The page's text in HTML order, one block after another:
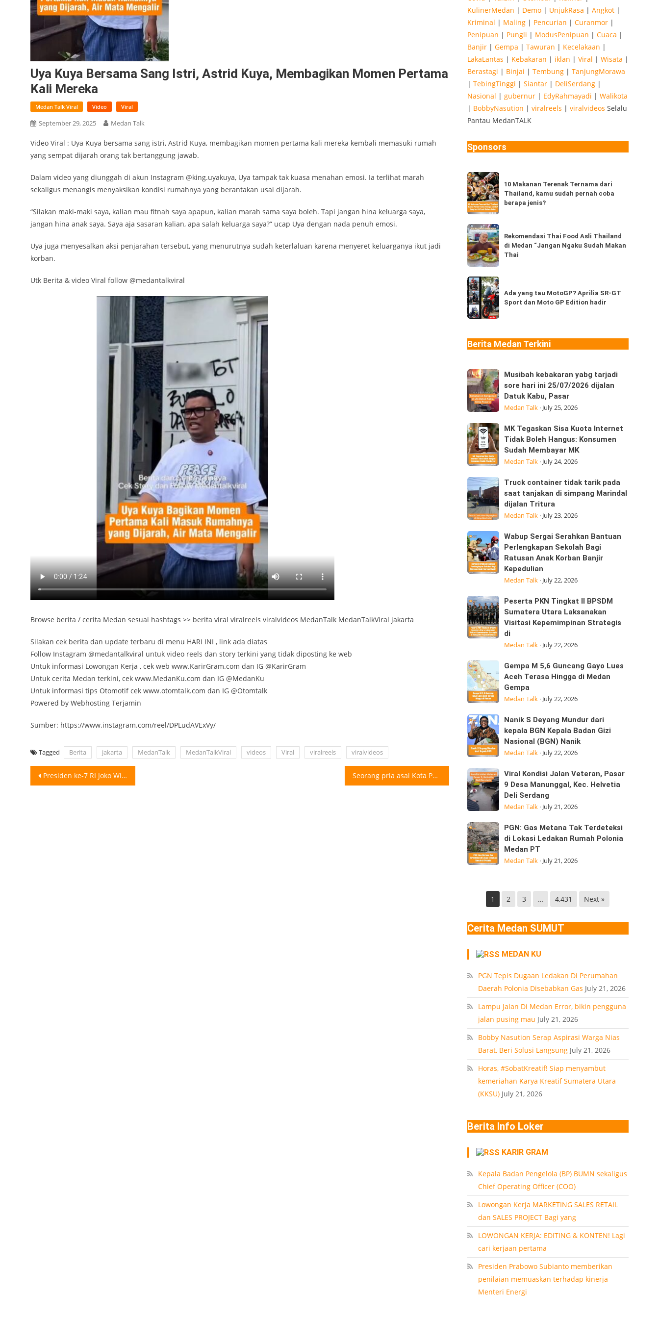
Uya Kuya Bersama Sang Istri, Astrid Kuya, Membagikan Momen Pertama
Kali Mereka
Medan Talk Viral Video Viral
September 29, 2025 Medan Talk
Video Viral : Uya Kuya bersama sang istri, Astrid Kuya, membagikan momen pertama kali mereka kembali memasuki rumah
yang sempat dijarah orang tak bertanggung jawab.
Dalam video yang diunggah di akun Instagram @king.uyakuya, Uya tampak tak kuasa menahan emosi. Ia terlihat marah
sekaligus menangis menyaksikan kondisi rumahnya yang berantakan usai dijarah.
“Silakan maki-maki saya, kalian mau fitnah saya apapun, kalian marah sama saya boleh. Tapi jangan hina keluarga saya,
jangan hina anak saya. Saya aja sasaran kalian, apa salah keluarga saya?” ucap Uya dengan nada penuh emosi.
Uya juga menyesalkan aksi penjarahan tersebut, yang menurutnya sudah keterlaluan karena menyeret keluarganya ikut jadi
korban.
Utk Berita & video Viral follow @medantalkviral
Browse berita / cerita Medan sesuai hashtags >> berita viral viralreels viralvideos MedanTalk MedanTalkViral jakarta
Silakan cek berita dan update terbaru di menu HARI INI , link ada diatas
Follow Instagram @medantalkviral untuk video reels dan story terkini yang tidak diposting ke web
Untuk informasi Lowongan Kerja , cek web www.KarirGram.com dan IG @KarirGram
Untuk cerita Medan terkini, cek www.MedanKu.com dan IG @MedanKu
Untuk informasi tips Otomotif cek www.otomtalk.com dan IG @Otomtalk
Powered by Webhosting Terjamin
Sumber: https://www.instagram.com/reel/DPLudAVExVy/
Tagged Berita jakarta MedanTalk MedanTalkViral videos Viral viralreels viralvideos
Post
Presiden ke-7 RI Joko Widodo (Jokowi) menyambut hangat pendiri Pondok Pesantren Al-Mu’min Seorang pria asal Kota Palembang, Sumatera Selatan (Sumsel), bernama Sulaiman memiliki tinggi
KulinerMedan | Demo| UnjukRasa | Angkot|
Kriminal | Maling| Pencurian | Curanmor|
Penipuan | Pungli | ModusPenipuan | Cuaca |
Banjir| Gempa | Tawuran | Kecelakaan |
LakaLantas | Kebakaran | iklan | Viral | Wisata |
Berastagi | Binjai | Tembung| TanjungMorawa
| TebingTinggi | Siantar| DeliSerdang|
Nasional | gubernur| EdyRahmayadi | Walikota
| BobbyNasution | viralreels | viralvideos Selalu
Pantau MedanTALK
Sponsors
10
Makanan
Terenak
Ternama
dari
Thailand,
kamu
sudah
coba
berapa
jenis?
10 Makanan Terenak Ternama dari
Thailand, kamu sudah pernah coba
berapa jenis?
Rekomendasi
Thai
Food
Asli
Thailand
di
Medan
“Jangan
Sudah
Makan
Rekomendasi Thai Food Asli Thailand
di Medan “Jangan Ngaku Sudah Makan
Thai
Ada
yang
tau
MotoGP?
SR-
GT
dan
Moto
GP
Edition
hadir
Ada yang tau MotoGP? Aprilia SR-GT
Sport dan Moto GP Edition hadir
Berita Medan Terkini
Musibah
kebakaran
yabg
tarjadi
sore
hari
ini
25/07/2026
dijalan
Datuk
Kabu,
Pasar
Musibah kebakaran yabg tarjadi
sore hari ini 25/07/2026 dijalan
Datuk Kabu, Pasar
Medan Talk· July 25, 2026
MK
Tegaskan
Sisa
Kuota
Internet
Tidak
Boleh
Hangus:
Konsumen
Sudah
Membayar
MK
MK Tegaskan Sisa Kuota Internet
Tidak Boleh Hangus: Konsumen
Sudah Membayar MK
Medan Talk· July 24, 2026
Truck
container
tidak
tarik
pada
saat
tanjakan
di
simpang
dijalan
Tritura
Truck container tidak tarik pada
saat tanjakan di simpang Marindal
dijalan Tritura
Medan Talk· July 23, 2026
Wabup
Sergai
Serahkan
Bantuan
Perlengkapan
Sekolah
Bagi
Ratusan
Anak
Kepedulian
Wabup Sergai Serahkan Bantuan
Perlengkapan Sekolah Bagi
Ratusan Anak Korban Banjir
Kepedulian
Medan Talk· July 22, 2026
Peserta
PKN
Tingkat
II
Sumatera
Utara
Laksanakan
Visitasi
Strategis
di
Peserta PKN Tingkat II BPSDM
Sumatera Utara Laksanakan
Visitasi Kepemimpinan Strategis
di
Medan Talk· July 22, 2026
Gempa
M
5,6
Guncang
Gayo
Lues
Aceh
Terasa
Hingga
di
Medan
Gempa
Gempa M 5,6 Guncang Gayo Lues
Aceh Terasa Hingga di Medan
Gempa
Medan Talk· July 22, 2026
Nanik
S
Deyang
Mundur
dari
kepala
BGN
Kepala
Badan
Gizi
Nasional
(BGN) Nanik
Nanik S Deyang Mundur dari
kepala BGN Kepala Badan Gizi
Nasional (BGN) Nanik
Medan Talk· July 22, 2026
Viral
Kondisi
Jalan
Veteran,
Pasar
9
Desa
Manunggal,
Kec.
Serdang
Viral Kondisi Jalan Veteran, Pasar
9 Desa Manunggal, Kec. Helvetia
Deli Serdang
Medan Talk· July 21, 2026
PGN:
Gas
Metana
Tak
Ledakan
Rumah
Polonia
PT
PGN: Gas Metana Tak Terdeteksi
di Lokasi Ledakan Rumah Polonia
Medan PT
Medan Talk· July 21, 2026
1 2 3 … 4,431 Next »
Cerita Medan SUMUT
MEDAN KU
PGN Tepis Dugaan Ledakan Di Perumahan
Daerah Polonia Disebabkan Gas July 21, 2026
Lampu Jalan Di Medan Error, bikin pengguna
jalan pusing mau July 21, 2026
Bobby Nasution Serap Aspirasi Warga Nias
Barat, Beri Solusi Langsung July 21, 2026
Horas, #SobatKreatif! Siap menyambut
kemeriahan Karya Kreatif Sumatera Utara
(KKSU) July 21, 2026
Berita Info Loker
KARIR GRAM
Kepala Badan Pengelola (BP) BUMN sekaligus
Chief Operating Officer (COO)
Lowongan Kerja MARKETING SALES RETAIL
dan SALES PROJECT Bagi yang
LOWONGAN KERJA: EDITING & KONTEN! Lagi
cari kerjaan pertama
Presiden Prabowo Subianto memberikan
penilaian memuaskan terhadap kinerja
Menteri Energi